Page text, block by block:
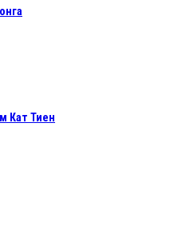
Кат Тиен